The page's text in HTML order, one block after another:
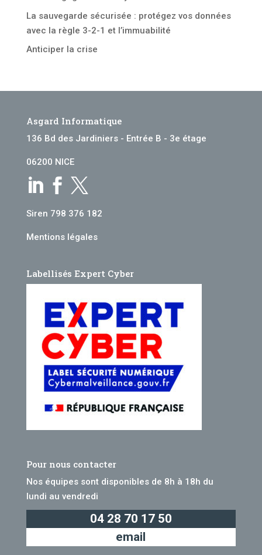
La sauvegarde sécurisée : protégez vos données
avec la règle 3-2-1 et l’immuabilité
Anticiper la crise
Asgard Informatique
136 Bd des Jardiniers - Entrée B - 3e étage
06200 NICE
  
Siren 798 376 182
Mentions légales
Labellisés Expert Cyber
Pour nous contacter
Nos équipes sont disponibles de 8h à 18h du
lundi au vendredi
04 28 70 17 50
email